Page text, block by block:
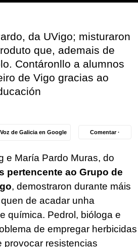
da UVigo; misturaron
que, ademais de
Contáronllo a alumnos
de Vigo gracias ao
de Galicia en Google Comentar ·
e María Pardo Muras, do
pertencente ao Grupo de
, demostraron durante máis
de acadar unha
química. Pedrol, bióloga e
de empregar herbicidas
provocar resistencias